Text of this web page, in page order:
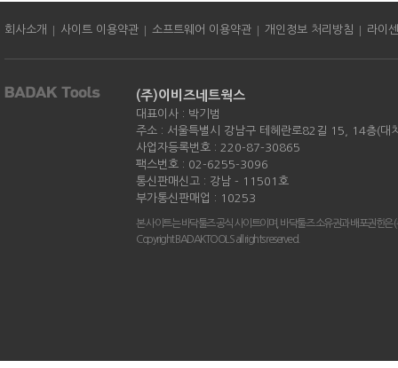
회사소개 | 사이트 이용약관 | 소프트웨어 이용약관 | 개인정보 처리방침 | 라이
(주)이비즈네트웍스
대표이사 : 박기범
주소 : 서울특별시 강남구 테헤란로82길 15, 14층(대
사업자등록번호 : 220-87-30865
팩스번호 : 02-6255-3096
통신판매신고 : 강남 - 11501호
부가통신판매업 : 10253
본 사이트는 바닥툴즈 공식 사이트이며, 바닥툴즈 소유권과 배포권한은
Copyright BADAKTOOLS all rights reserved.